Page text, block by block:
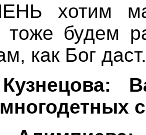
хотим
тоже будем
как Бог даст.